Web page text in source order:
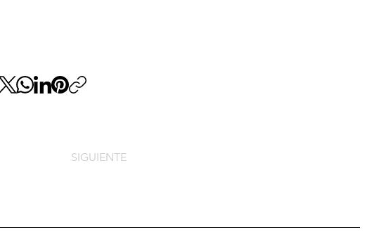
SIGUIENTE